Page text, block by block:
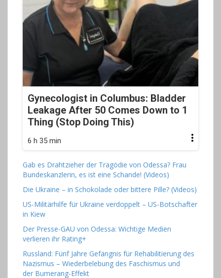
Gynecologist in Columbus: Bladder
Leakage After 50 Comes Down to 1
Thing (Stop Doing This)
6 h 35 min
Gab es Drahtzieher der Tragödie von Odessa? Frau
Bundeskanzlerin, es ist eine Schande! (Videos)
Die Ukraine – in Schokolade oder bittere Pille? (Videos)
US-Militärhilfe für Ukraine verdoppelt – US-Botschafter
in Kiew
Der Presse-GAU von Odessa: Wichtige Medien
verlieren ihr Rating+
Russland: Fünf Jahre Gefängnis für Rehabilitierung des
Nazismus – Wiederbelebung des Faschismus und
der Bumerang-Effekt